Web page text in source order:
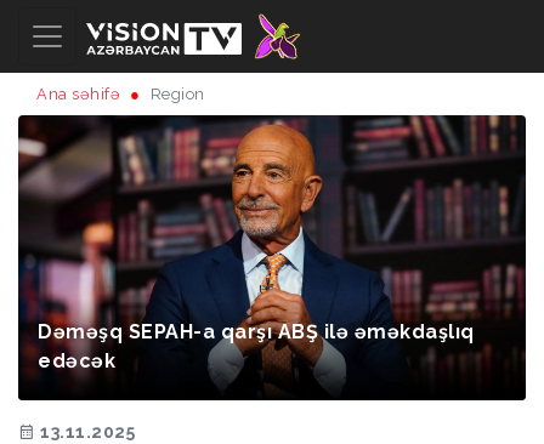
Ana səhifə Region
Dəməşq SEPAH-a qarşı ABŞ ilə əməkdaşlıq
edəcək
13.11.2025